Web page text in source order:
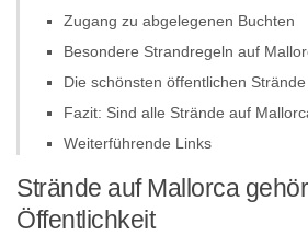
Zugang zu abgelegenen Buchten
Besondere Strandregeln auf
Die schönsten öffentlichen
Fazit: Sind alle Strände auf
Weiterführende Links
Strände auf Mallorca
Öffentlichkeit